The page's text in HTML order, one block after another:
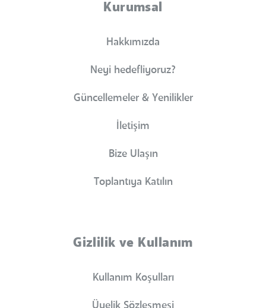
Kurumsal
Hakkımızda
Neyi hedefliyoruz?
Güncellemeler & Yenilikler
İletişim
Bize Ulaşın
Toplantıya Katılın
Gizlilik ve Kullanım
Kullanım Koşulları
Üyelik Sözleşmesi